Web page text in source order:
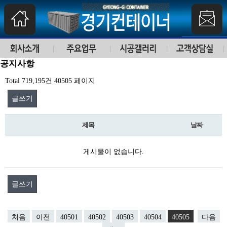
공지사항
Total 719,195건 40505 페이지
글쓰기
제목 날짜
게시물이 없습니다.
글쓰기
처음 이전 40501 40502 40503 40504 40505
다음